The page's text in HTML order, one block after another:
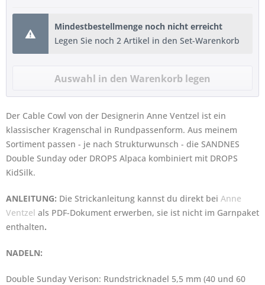
Mindestbestellmenge noch nicht erreicht
Legen Sie noch 2 Artikel in den Set-Warenkorb
Der Cable Cowl von der Designerin Anne Ventzel ist ein
klassischer Kragenschal in Rundpassenform. Aus meinem
Sortiment passen - je nach Strukturwunsch - die SANDNES
Double Sunday oder DROPS Alpaca kombiniert mit DROPS
KidSilk.
ANLEITUNG: Die Strickanleitung kannst du direkt bei Anne
Ventzel als PDF-Dokument erwerben, sie ist nicht im Garnpaket
enthalten.
NADELN:
Double Sunday Verison: Rundstricknadel 5,5 mm (40 und 60